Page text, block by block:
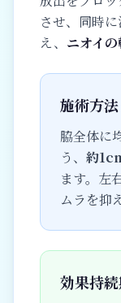
させ、同時
え、 ニオイ
施術方法
脇全体に
う、 約
ます。左
ムラを抑
効果持